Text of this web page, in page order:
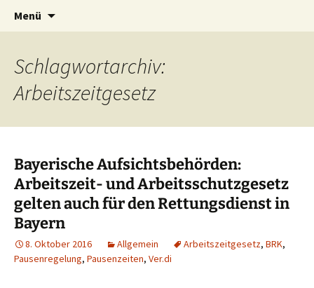
Menü
Schlagwortarchiv:
Arbeitszeitgesetz
Bayerische Aufsichtsbehörden:
Arbeitszeit- und Arbeitsschutzgesetz
gelten auch für den Rettungsdienst in
Bayern
8. Oktober 2016 Allgemein Arbeitszeitgesetz, BRK,
Pausenregelung, Pausenzeiten, Ver.di